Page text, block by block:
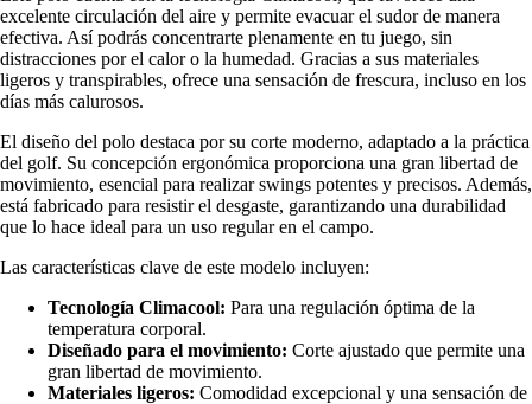
excelente circulación del aire y permite evacuar el sudor de manera
efectiva. Así podrás concentrarte plenamente en tu juego, sin
distracciones por el calor o la humedad. Gracias a sus materiales
ligeros y transpirables, ofrece una sensación de frescura, incluso en los
días más calurosos.
El diseño del polo destaca por su corte moderno, adaptado a la práctica
del golf. Su concepción ergonómica proporciona una gran libertad de
movimiento, esencial para realizar swings potentes y precisos. Además,
está fabricado para resistir el desgaste, garantizando una durabilidad
que lo hace ideal para un uso regular en el campo.
Las características clave de este modelo incluyen:
Tecnología Climacool: Para una regulación óptima de la
temperatura corporal.
Diseñado para el movimiento: Corte ajustado que permite una
gran libertad de movimiento.
Materiales ligeros: Comodidad excepcional y una sensación de